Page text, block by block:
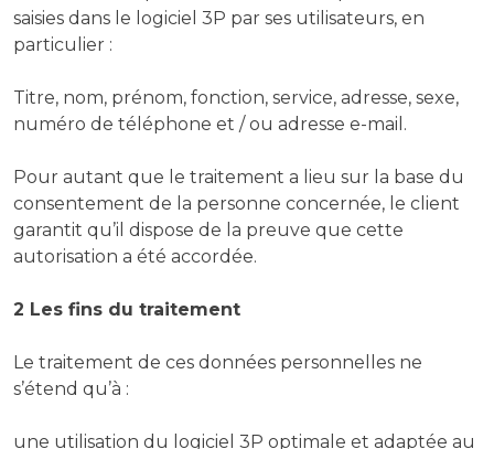
saisies dans le logiciel 3P par ses utilisateurs, en
particulier :
Titre, nom, prénom, fonction, service, adresse, sexe,
numéro de téléphone et / ou adresse e-mail.
Pour autant que le traitement a lieu sur la base du
consentement de la personne concernée, le client
garantit qu’il dispose de la preuve que cette
autorisation a été accordée.
2 Les fins du traitement
Le traitement de ces données personnelles ne
s’étend qu’à :
une utilisation du logiciel 3P optimale et adaptée au